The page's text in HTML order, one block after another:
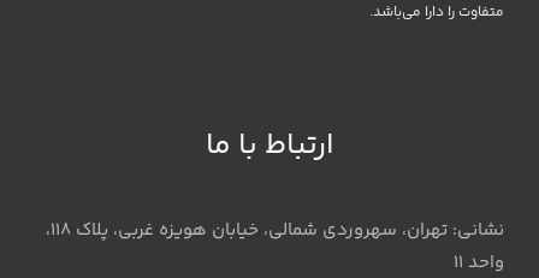
متفاوت را دارا می‌باشد.
ارتباط با ما
نشانی: تهران، سهروردی شمالی، خیابان هویزه غربی، پلاک 118،
واحد 11